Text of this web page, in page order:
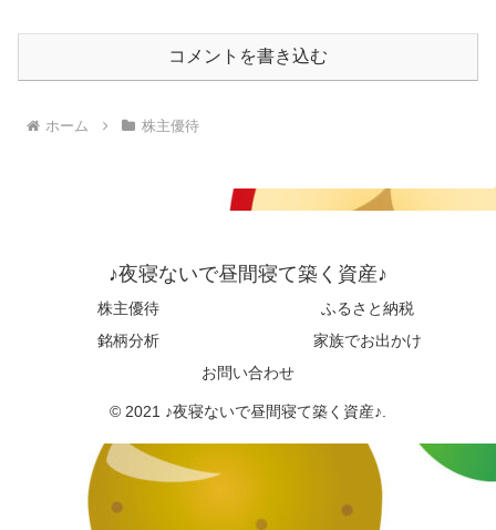
コメントを書き込む
ホーム 株主優待
♪夜寝ないで昼間寝て築く資産♪
株主優待
ふるさと納税
銘柄分析
家族でお出かけ
お問い合わせ
© 2021 ♪夜寝ないで昼間寝て築く資産♪.